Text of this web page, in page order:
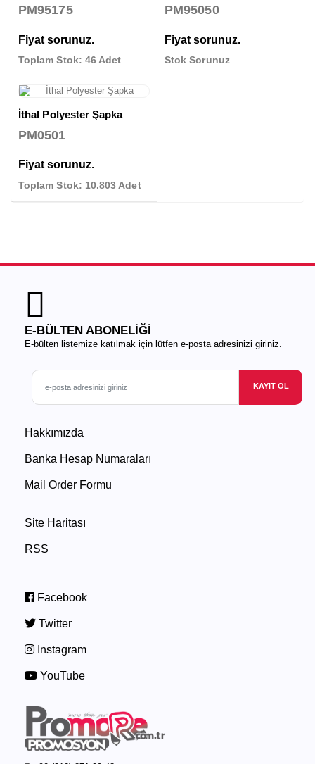
PM95175
Fiyat sorunuz.
Toplam Stok: 46 Adet
PM95050
Fiyat sorunuz.
Stok Sorunuz
İthal Polyester Şapka
PM0501
Fiyat sorunuz.
Toplam Stok: 10.803 Adet
E-BÜLTEN ABONELİĞİ
E-bülten listemize katılmak için lütfen e-posta adresinizi giriniz.
KAYIT OL
Hakkımızda
Banka Hesap Numaraları
Mail Order Formu
Site Haritası
RSS
Facebook
Twitter
Instagram
YouTube